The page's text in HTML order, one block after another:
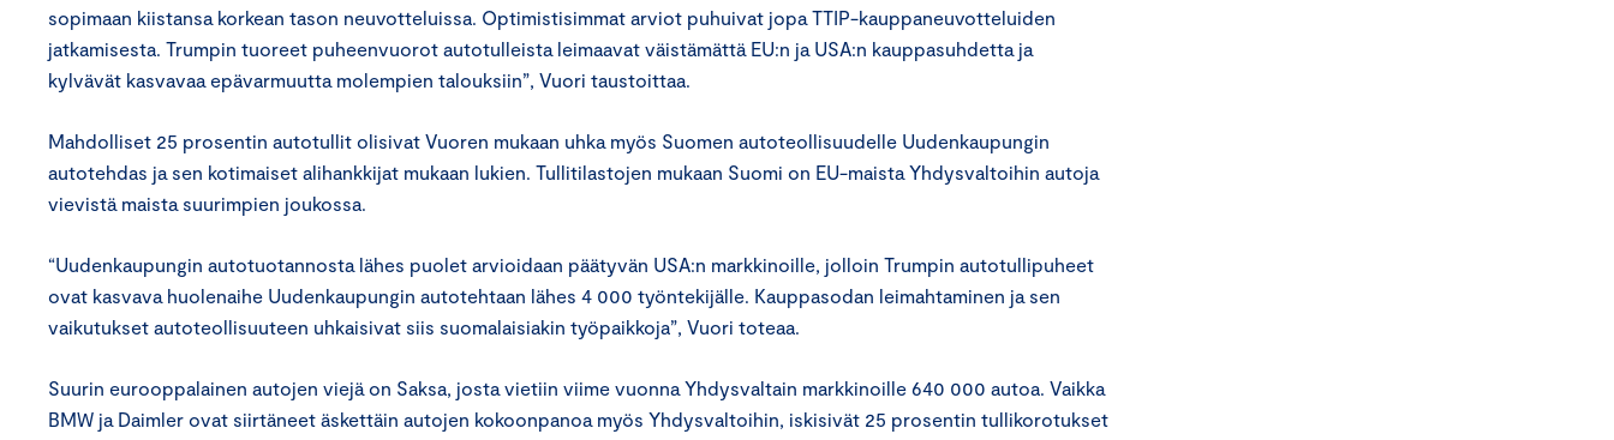
sopimaan kiistansa korkean tason neuvotteluissa. Optimistisimmat arviot puhuivat jopa TTIP-kauppaneuvotteluiden
jatkamisesta. Trumpin tuoreet puheenvuorot autotulleista leimaavat väistämättä EU:n ja USA:n kauppasuhdetta ja
kylvävät kasvavaa epävarmuutta molempien talouksiin”, Vuori taustoittaa.
Mahdolliset 25 prosentin autotullit olisivat Vuoren mukaan uhka myös Suomen autoteollisuudelle Uudenkaupungin
autotehdas ja sen kotimaiset alihankkijat mukaan lukien. Tullitilastojen mukaan Suomi on EU-maista Yhdysvaltoihin autoja
vievistä maista suurimpien joukossa.
“Uudenkaupungin autotuotannosta lähes puolet arvioidaan päätyvän USA:n markkinoille, jolloin Trumpin autotullipuheet
ovat kasvava huolenaihe Uudenkaupungin autotehtaan lähes 4 000 työntekijälle. Kauppasodan leimahtaminen ja sen
vaikutukset autoteollisuuteen uhkaisivat siis suomalaisiakin työpaikkoja”, Vuori toteaa.
Suurin eurooppalainen autojen viejä on Saksa, josta vietiin viime vuonna Yhdysvaltain markkinoille 640 000 autoa. Vaikka
BMW ja Daimler ovat siirtäneet äskettäin autojen kokoonpanoa myös Yhdysvaltoihin, iskisivät 25 prosentin tullikorotukset